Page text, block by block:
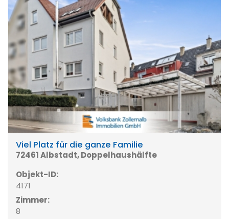
Viel Platz für die ganze Familie
72461 Albstadt, Doppelhaushälfte
Objekt-ID:
4171
Zimmer:
8